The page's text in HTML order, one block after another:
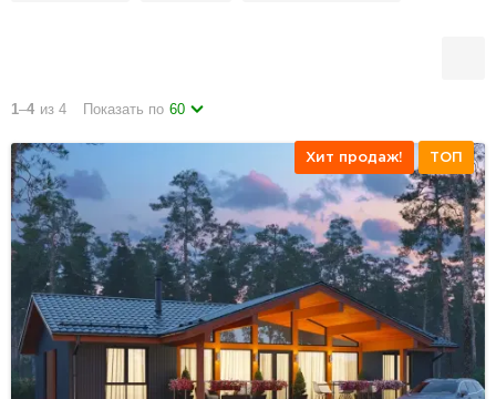
1–4 из 4 Показать по 60
Хит продаж! ТОП